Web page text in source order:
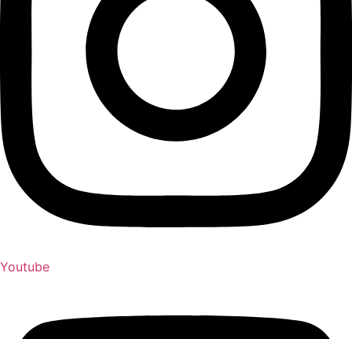
Youtube